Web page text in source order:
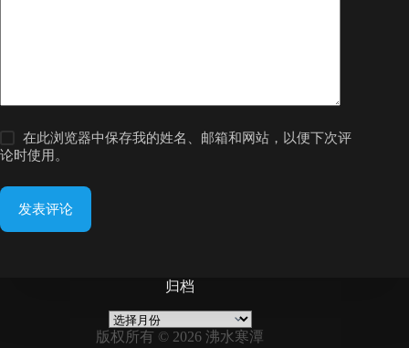
在此浏览器中保存我的姓名、邮箱和网站，以便下次评
论时使用。
发表评论
归档
归
档
版权所有 © 2026 沸水寒潭